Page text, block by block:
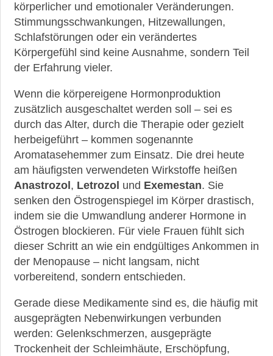
körperlicher und emotionaler Veränderungen.
Stimmungsschwankungen, Hitzewallungen,
Schlafstörungen oder ein verändertes
Körpergefühl sind keine Ausnahme, sondern Teil
der Erfahrung vieler.
Wenn die körpereigene Hormonproduktion
zusätzlich ausgeschaltet werden soll – sei es
durch das Alter, durch die Therapie oder gezielt
herbeigeführt – kommen sogenannte
Aromatasehemmer zum Einsatz. Die drei heute
am häufigsten verwendeten Wirkstoffe heißen
Anastrozol , Letrozol und Exemestan. Sie
senken den Östrogenspiegel im Körper drastisch,
indem sie die Umwandlung anderer Hormone in
Östrogen blockieren. Für viele Frauen fühlt sich
dieser Schritt an wie ein endgültiges Ankommen in
der Menopause – nicht langsam, nicht
vorbereitend, sondern entschieden.
Gerade diese Medikamente sind es, die häufig mit
ausgeprägten Nebenwirkungen verbunden
werden: Gelenkschmerzen, ausgeprägte
Trockenheit der Schleimhäute, Erschöpfung,